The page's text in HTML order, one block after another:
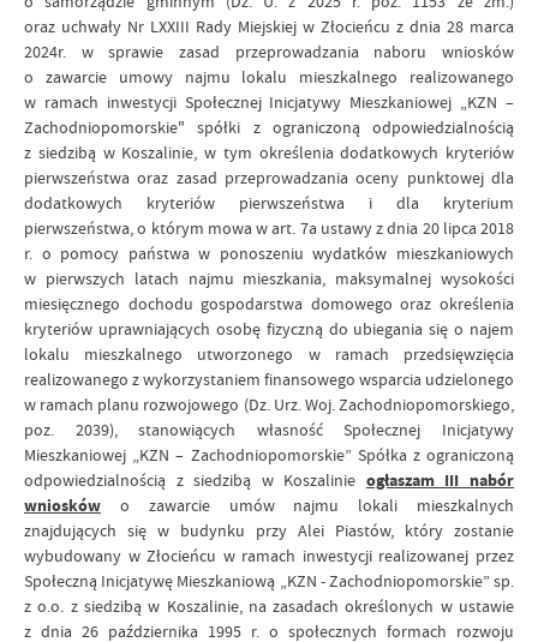
oraz uchwały Nr LXXIII Rady Miejskiej w Złocieńcu z dnia 28 marca
2024r. w sprawie zasad przeprowadzania naboru wniosków
o zawarcie umowy najmu lokalu mieszkalnego realizowanego
w ramach inwestycji Społecznej Inicjatywy Mieszkaniowej „KZN –
Zachodniopomorskie" spółki z ograniczoną odpowiedzialnością
z siedzibą w Koszalinie, w tym określenia dodatkowych kryteriów
pierwszeństwa oraz zasad przeprowadzania oceny punktowej dla
dodatkowych kryteriów pierwszeństwa i dla kryterium
pierwszeństwa, o którym mowa w art. 7a ustawy z dnia 20 lipca 2018
r. o pomocy państwa w ponoszeniu wydatków mieszkaniowych
w pierwszych latach najmu mieszkania, maksymalnej wysokości
miesięcznego dochodu gospodarstwa domowego oraz określenia
kryteriów uprawniających osobę fizyczną do ubiegania się o najem
lokalu mieszkalnego utworzonego w ramach przedsięwzięcia
realizowanego z wykorzystaniem finansowego wsparcia udzielonego
w ramach planu rozwojowego (Dz. Urz. Woj. Zachodniopomorskiego,
poz. 2039), stanowiących własność Społecznej Inicjatywy
Mieszkaniowej „KZN – Zachodniopomorskie” Spółka z ograniczoną
odpowiedzialnością z siedzibą w Koszalinie ogłaszam III nabór
wniosków o zawarcie umów najmu lokali mieszkalnych
znajdujących się w budynku przy Alei Piastów, który zostanie
wybudowany w Złocieńcu w ramach inwestycji realizowanej przez
Społeczną Inicjatywę Mieszkaniową „KZN - Zachodniopomorskie” sp.
z o.o. z siedzibą w Koszalinie, na zasadach określonych w ustawie
z dnia 26 października 1995 r. o społecznych formach rozwoju